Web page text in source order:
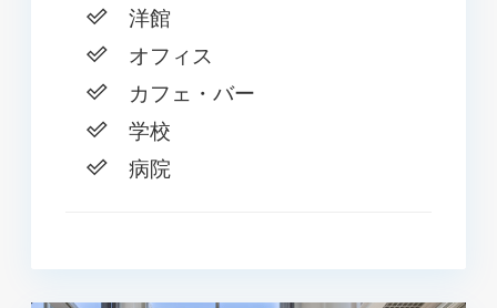
洋館
オフィス
カフェ・バー
学校
病院